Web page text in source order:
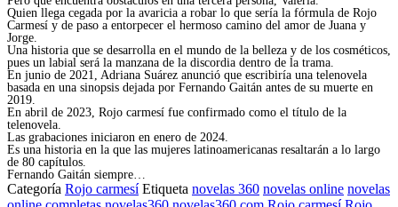
Quien llega cegada por la avaricia a robar lo que sería la fórmula de Rojo
Carmesí y de paso a entorpecer el hermoso camino del amor de Juana y
Jorge.
Una historia que se desarrolla en el mundo de la belleza y de los cosméticos,
pues un labial será la manzana de la discordia dentro de la trama.
En junio de 2021, Adriana Suárez anunció que escribiría una telenovela
basada en una sinopsis dejada por Fernando Gaitán antes de su muerte en
2019.
En abril de 2023, Rojo carmesí fue confirmado como el título de la
telenovela.
Las grabaciones iniciaron en enero de 2024.
Es una historia en la que las mujeres latinoamericanas resaltarán a lo largo
de 80 capítulos.
Fernando Gaitán siempre…
Categoría Rojo carmesí Etiqueta novelas 360 novelas online novelas